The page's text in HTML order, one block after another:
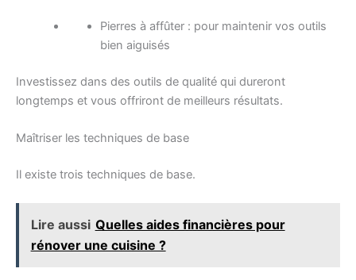
Pierres à affûter : pour maintenir vos outils
bien aiguisés
Investissez dans des outils de qualité qui dureront
longtemps et vous offriront de meilleurs résultats.
Maîtriser les techniques de base
Il existe trois techniques de base.
Lire aussi Quelles aides financières pour
rénover une cuisine ?